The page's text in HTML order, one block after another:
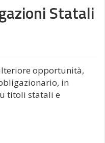
Statali
opportunità,
in
titoli statali e